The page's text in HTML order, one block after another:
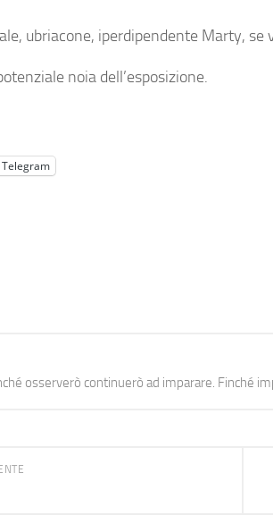
ubriacone, iperdipendente Marty,
noia dell’esposizione.
Telegram
osserverò continuerò ad imparare. Finché